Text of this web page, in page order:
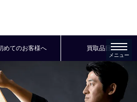
めてのお客様へ 買取品目